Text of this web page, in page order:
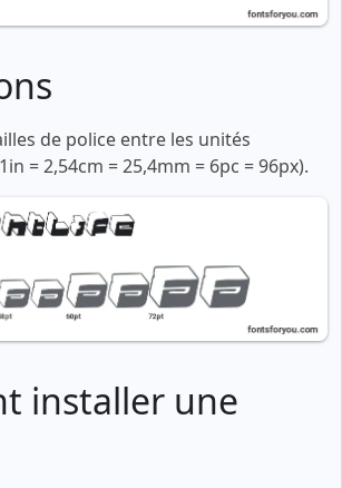
de police entre les unités
= 2,54cm = 25,4mm = 6pc = 96px).
installer une